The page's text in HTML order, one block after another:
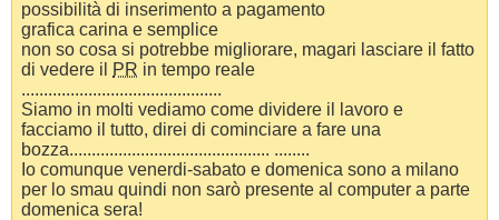
possibilità di inserimento a pagamento
grafica carina e semplice
non so cosa si potrebbe migliorare, magari lasciare il fatto
di vedere il
PR in tempo reale
.............................................
Siamo in molti vediamo come dividere il lavoro e
facciamo il tutto, direi di cominciare a fare una
bozza............................................. ........
Io comunque venerdi-sabato e domenica sono a milano
per lo smau quindi non sarò presente al computer a parte
domenica sera!